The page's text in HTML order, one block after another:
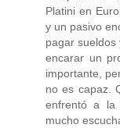
Platini en
y un pasivo
pagar sueldos
encarar un
importante,
no es capaz.
enfrentó a la
mucho